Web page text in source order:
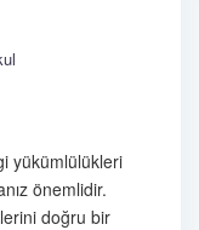
yükümlülükleri
önemlidir.
doğru bir